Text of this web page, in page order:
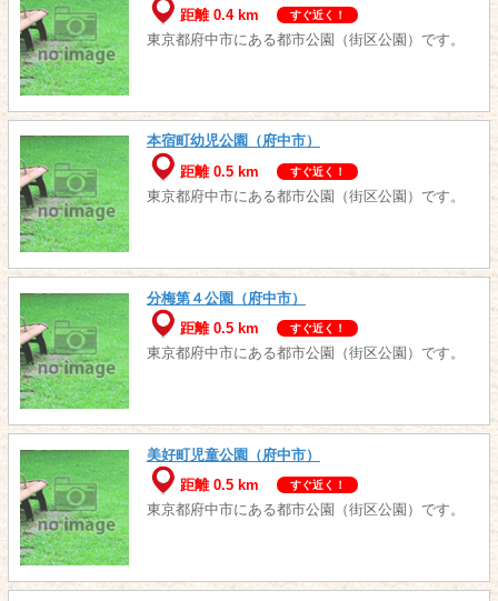
距離 0.4 km
すぐ近く！
東京都府中市にある都市公園（街区公園）です。
本宿町幼児公園（府中市）
距離 0.5 km
すぐ近く！
東京都府中市にある都市公園（街区公園）です。
分梅第４公園（府中市）
距離 0.5 km
すぐ近く！
東京都府中市にある都市公園（街区公園）です。
美好町児童公園（府中市）
距離 0.5 km
すぐ近く！
東京都府中市にある都市公園（街区公園）です。